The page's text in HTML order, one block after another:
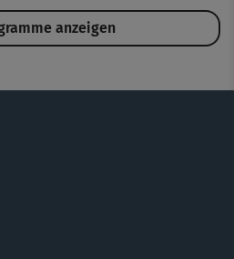
anzeigen